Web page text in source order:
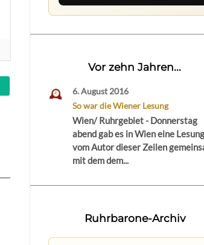
Vor zehn Jahren...
6. August 2016
So war die Wiener Lesung
Wien/ Ruhrgebiet - Donnerstag
abend gab es in Wien eine
vom Autor dieser Zeilen
mit dem dem...
Ruhrbarone-Archiv